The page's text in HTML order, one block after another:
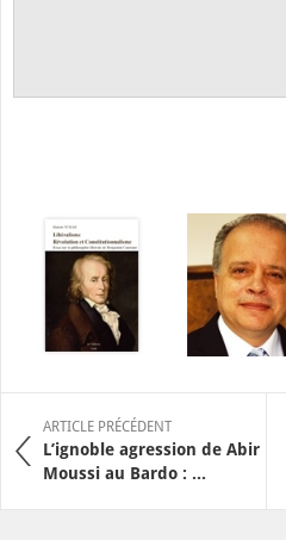
ARTICLE PRÉCÉDENT
L’ignoble agression de Abir
Moussi au Bardo : ...